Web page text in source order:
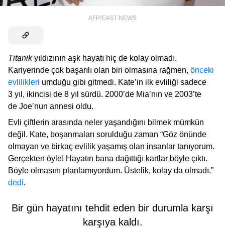
AFP/EAST NEWS
Titanikyıldızının aşk hayatı hiç de kolay olmadı.
Kariyerinde çok başarılı olan biri olmasına rağmen, önceki
evlilikleri umduğu gibi gitmedi. Kate’in ilk evliliği sadece
3 yıl, ikincisi de 8 yıl sürdü. 2000’de Mia’nın ve 2003’te
de Joe’nun annesi oldu.
Evli çiftlerin arasında neler yaşandığını bilmek mümkün
değil. Kate, boşanmaları sorulduğu zaman “Göz önünde
olmayan ve birkaç evlilik yaşamış olan insanlar tanıyorum.
Gerçekten öyle! Hayatın bana dağıttığı kartlar böyle çıktı.
Böyle olmasını planlamıyordum. Üstelik, kolay da olmadı.”
dedi.
Bir gün hayatını tehdit eden bir durumla karşı
karşıya kaldı.